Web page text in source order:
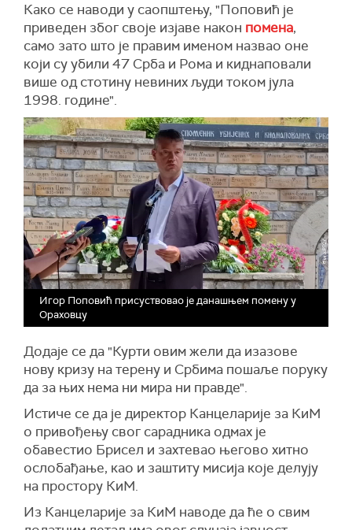
Како се наводи у саопштењу, "Поповић је
приведен због своје изјаве након помена,
само зато што је правим именом назвао оне
који су убили 47 Срба и Рома и киднаповали
више од стотину невиних људи током јула
1998. године".
Игор Поповић присуствовао је данашњем помену у
Ораховцу
Додаје се да "Курти овим жели да изазове
нову кризу на терену и Србима пошаље поруку
да за њих нема ни мира ни правде".
Истиче се да је директор Канцеларије за КиМ
о привођењу свог сарадника одмах је
обавестио Брисел и захтевао његово хитно
ослобађање, као и заштиту мисија које делују
на простору КиМ.
Из Канцеларије за КиМ наводе да ће о свим